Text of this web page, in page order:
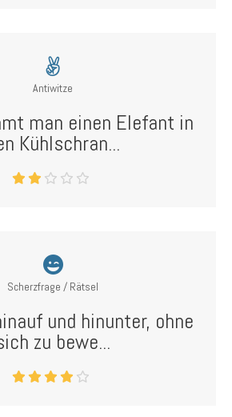
Antiwitze
man einen Elefant in
Kühlschran...
Scherzfrage / Rätsel
und hinunter, ohne
zu bewe...